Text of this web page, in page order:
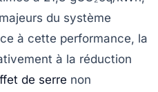
du système
à cette performance, la
à la réduction
de serre non